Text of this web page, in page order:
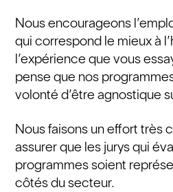
Nous encourageons
qui correspond le mieux à
l’expérience que vous
pense que nos
volonté d’être agnostique
Nous faisons un effort très
assurer que les jurys qui
programmes soient
côtés du secteur.